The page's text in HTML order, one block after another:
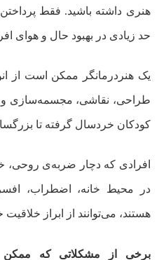
هنری داشته باشید. فقط پرداختن
حد زیادی در بهبود حال و هوای
یک هنردرمانگر ممکن است از
طراحی، نقاشی، مجسمه‌سازی و
کودکان خردسال گرفته تا
افرادی که دچار ضربه‌ی
در محیط خانه، اضطراب،
هستند، می‌توانند از ابراز خلاقیت
برخی از مشکلاتی که ممکن